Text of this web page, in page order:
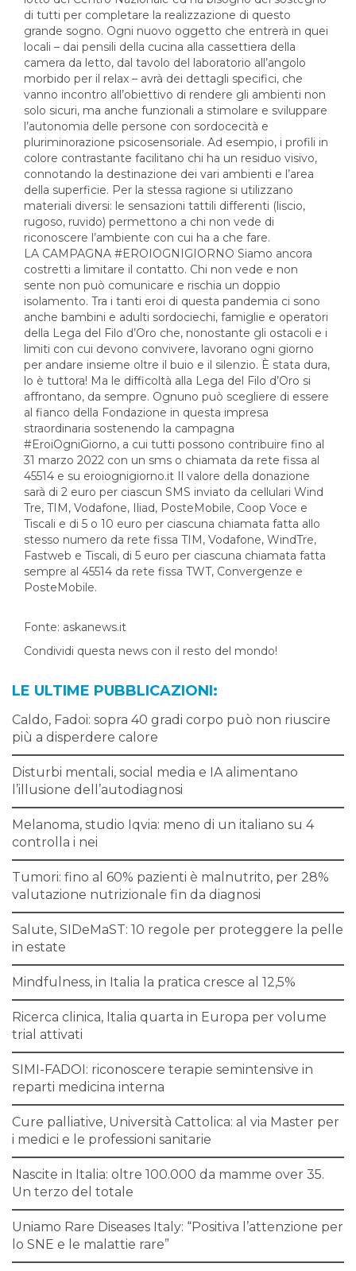
di tutti per completare la realizzazione di questo
grande sogno. Ogni nuovo oggetto che entrerà in quei
locali – dai pensili della cucina alla cassettiera della
camera da letto, dal tavolo del laboratorio all’angolo
morbido per il relax – avrà dei dettagli specifici, che
vanno incontro all’obiettivo di rendere gli ambienti non
solo sicuri, ma anche funzionali a stimolare e sviluppare
l’autonomia delle persone con sordocecità e
pluriminorazione psicosensoriale. Ad esempio, i profili in
colore contrastante facilitano chi ha un residuo visivo,
connotando la destinazione dei vari ambienti e l’area
della superficie. Per la stessa ragione si utilizzano
materiali diversi: le sensazioni tattili differenti (liscio,
rugoso, ruvido) permettono a chi non vede di
riconoscere l’ambiente con cui ha a che fare.
LA CAMPAGNA #EROIOGNIGIORNO Siamo ancora
costretti a limitare il contatto. Chi non vede e non
sente non può comunicare e rischia un doppio
isolamento. Tra i tanti eroi di questa pandemia ci sono
anche bambini e adulti sordociechi, famiglie e operatori
della Lega del Filo d’Oro che, nonostante gli ostacoli e i
limiti con cui devono convivere, lavorano ogni giorno
per andare insieme oltre il buio e il silenzio. È stata dura,
lo è tuttora! Ma le difficoltà alla Lega del Filo d’Oro si
affrontano, da sempre. Ognuno può scegliere di essere
al fianco della Fondazione in questa impresa
straordinaria sostenendo la campagna
#EroiOgniGiorno, a cui tutti possono contribuire fino al
31 marzo 2022 con un sms o chiamata da rete fissa al
45514 e su eroiognigiorno.it Il valore della donazione
sarà di 2 euro per ciascun SMS inviato da cellulari Wind
Tre, TIM, Vodafone, Iliad, PosteMobile, Coop Voce e
Tiscali e di 5 o 10 euro per ciascuna chiamata fatta allo
stesso numero da rete fissa TIM, Vodafone, WindTre,
Fastweb e Tiscali, di 5 euro per ciascuna chiamata fatta
sempre al 45514 da rete fissa TWT, Convergenze e
PosteMobile.
Fonte: askanews.it
Condividi questa news con il resto del mondo!
LE ULTIME PUBBLICAZIONI:
Caldo, Fadoi: sopra 40 gradi corpo può non riuscire
più a disperdere calore
Disturbi mentali, social media e IA alimentano
l’illusione dell’autodiagnosi
Melanoma, studio Iqvia: meno di un italiano su 4
controlla i nei
Tumori: fino al 60% pazienti è malnutrito, per 28%
valutazione nutrizionale fin da diagnosi
Salute, SIDeMaST: 10 regole per proteggere la pelle
in estate
Mindfulness, in Italia la pratica cresce al 12,5%
Ricerca clinica, Italia quarta in Europa per volume
trial attivati
SIMI-FADOI: riconoscere terapie semintensive in
reparti medicina interna
Cure palliative, Università Cattolica: al via Master per
i medici e le professioni sanitarie
Nascite in Italia: oltre 100.000 da mamme over 35.
Un terzo del totale
Uniamo Rare Diseases Italy: “Positiva l’attenzione per
lo SNE e le malattie rare”